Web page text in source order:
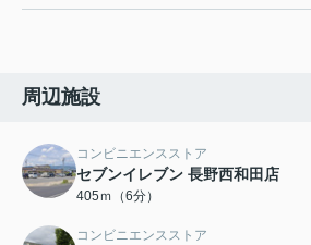
周辺施設
コンビニエンスストア
セブンイレブン 長野西和田店
405ｍ（6分）
コンビニエンスストア